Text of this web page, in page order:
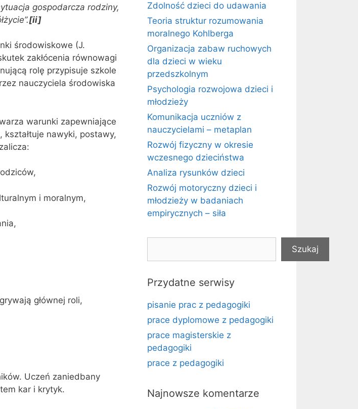
gospodarcza rodziny,
[ii]
środowiskowe (J.
zakłócenia równowagi
rolę przypisuje szkole
nauczyciela środowiska
warunki zapewniające
nawyki, postawy,
i moralnym,
głównej roli,
Uczeń zaniedbany
kar i krytyk.
Zdolność dzieci do udawania
Teoria struktur rozumowania
moralnego Kohlberga
Organizacja zabaw ruchowych
dla dzieci w wieku
przedszkolnym
Psychologia rozwojowa dzieci i
młodzieży
Komunikacja uczniów z
nauczycielami – metaplan
Rozwój fizyczny w okresie
wczesnego dzieciństwa
Analiza rysunków dzieci
Rozwój motoryczny dzieci i
młodzieży w badaniach
empirycznych – siła
Szukaj
Przydatne serwisy
pisanie prac z pedagogiki
prace dyplomowe z pedagogiki
prace magisterskie z
pedagogiki
prace z pedagogiki
Najnowsze komentarze